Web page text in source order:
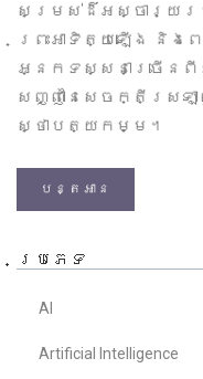
សម្រស់ដ៏អស្ចារ្យរប
ព្រះអាទិត្យឡើង និងព
អ្នកទស្សនាច្រើនពីទូ
សញ្ញានៃសេចក្តីស្រឡ
ស្ថាបត្យកម្ម។
បន្តអាន
ប្រភេទ
AI
Artificial Intelligence